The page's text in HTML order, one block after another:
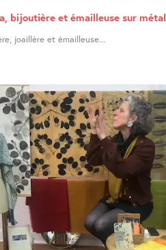
bijoutière et émailleuse sur métal
joaillère et émailleuse...